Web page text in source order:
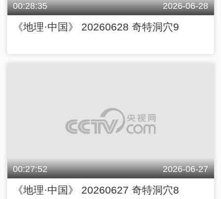
00:28:35 2026-06-28
《地理·中国》 20260628 奇特洞穴9
00:27:52 2026-06-27
《地理·中国》 20260627 奇特洞穴8